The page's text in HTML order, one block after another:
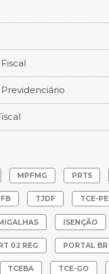
MPFMG PRT5
TJDF TCE-PE
ISENÇÃO
02 REG PORTAL BR
TCEBA TCE-GO